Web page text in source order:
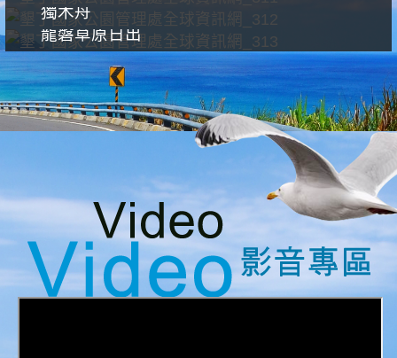
獨木舟
龍磐草原日出